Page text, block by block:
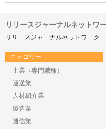
リリースジャーナルネットワ
リリースジャーナルネットワーク
カテゴリー
士業（専門職種）
運送業
人材紹介業
製造業
通信業